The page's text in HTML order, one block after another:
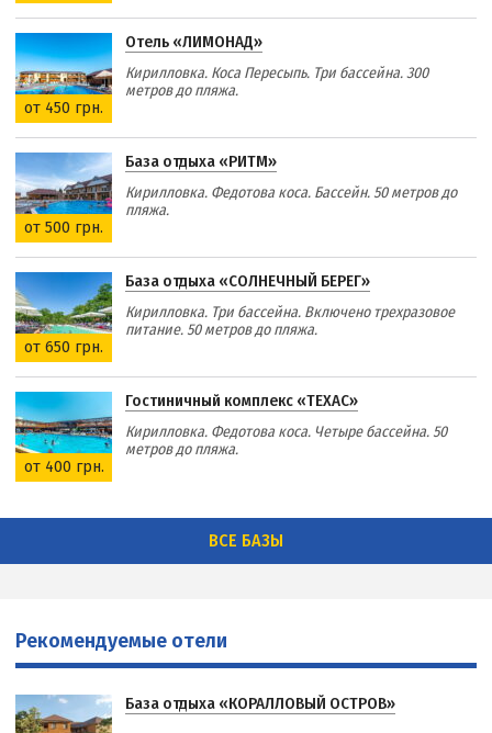
от 450 грн.
Отель «ЛИМОНАД»
Кирилловка. Коса Пересыпь. Три бассейна. 300
метров до пляжа.
от 500 грн.
База отдыха «РИТМ»
Кирилловка. Федотова коса. Бассейн. 50 метров до
пляжа.
от 650 грн.
База отдыха «СОЛНЕЧНЫЙ БЕРЕГ»
Кирилловка. Три бассейна. Включено трехразовое
питание. 50 метров до пляжа.
от 400 грн.
Гостиничный комплекс «ТЕХАС»
Кирилловка. Федотова коса. Четыре бассейна. 50
метров до пляжа.
ВСЕ БАЗЫ
Рекомендуемые отели
База отдыха «КОРАЛЛОВЫЙ ОСТРОВ»